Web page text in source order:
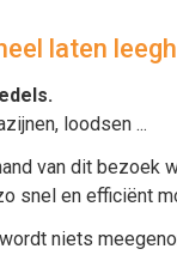
laten
.
, loodsen ...
van dit bezoek
snel en efficiënt
niets